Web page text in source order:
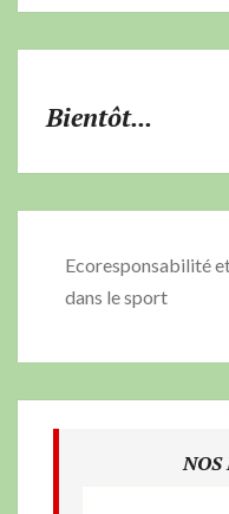
Bientôt...
Ecoresponsabilité
dans le sport
NOS